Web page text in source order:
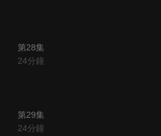
第28集
24分鐘
第29集
24分鐘